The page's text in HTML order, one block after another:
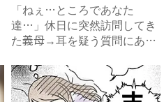
「ねぇ…ところであなた
達…」休日に突然訪問してき
た義母→耳を疑う質問にあ